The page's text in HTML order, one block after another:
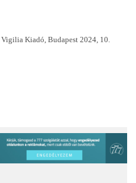
Vigilia Kiadó, Budapest 2024, 10.